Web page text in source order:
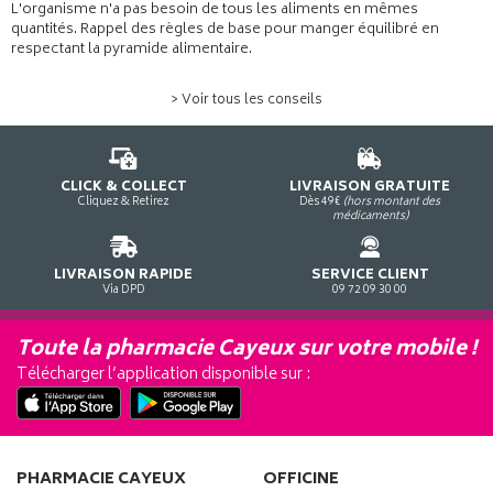
L'organisme n'a pas besoin de tous les aliments en mêmes
quantités. Rappel des règles de base pour manger équilibré en
respectant la pyramide alimentaire.
> Voir tous les conseils
CLICK & COLLECT
Cliquez & Retirez
LIVRAISON GRATUITE
Dès 49€ (hors montant des
médicaments)
LIVRAISON RAPIDE
Via DPD
SERVICE CLIENT
09 72 09 30 00
Toute la pharmacie Cayeux sur votre mobile !
Télécharger l’application disponible sur :
PHARMACIE CAYEUX OFFICINE